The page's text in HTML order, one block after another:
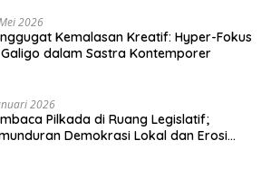
2026
Kemalasan Kreatif: Hyper-Fokus
dalam Sastra Kontemporer
2026
Pilkada di Ruang Legislatif;
Demokrasi Lokal dan Erosi